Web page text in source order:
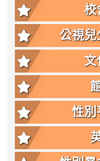
校
公視兒
文
性別